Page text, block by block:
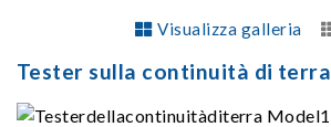
Visualizza galleria
Tester sulla continuità di terra